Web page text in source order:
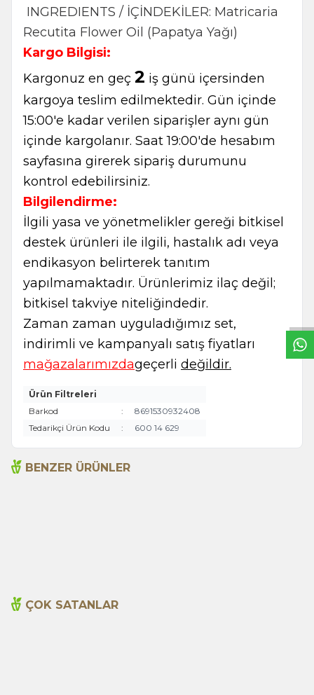
INGREDIENTS / İÇİNDEKİLER: Matricaria
Recutita Flower Oil (Papatya Yağı)
Kargo Bilgisi:
Kargonuz en geç 2 iş günü içersinden
kargoya teslim edilmektedir. Gün içinde
15:00'e kadar verilen siparişler aynı gün
içinde kargolanır. Saat 19:00'de hesabım
sayfasına girerek sipariş durumunu
kontrol edebilirsiniz.
Bilgilendirme:
İlgili yasa ve yönetmelikler gereği bitkisel
destek ürünleri ile ilgili, hastalık adı veya
endikasyon belirterek tanıtım
yapılmamaktadır. Ürünlerimiz ilaç değil;
bitkisel takviye niteliğindedir.
Zaman zaman uyguladığımız set,
indirimli ve kampanyalı satış fiyatları
mağazalarımızdageçerli değildir.
Ürün Filtreleri
Barkod
:
8691530932408
Tedarikçi Ürün Kodu
: 600 14 629
BENZER ÜRÜNLER
ÇOK SATANLAR